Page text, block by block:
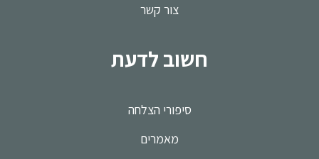
צור קשר
חשוב לדעת
סיפורי הצלחה
מאמרים